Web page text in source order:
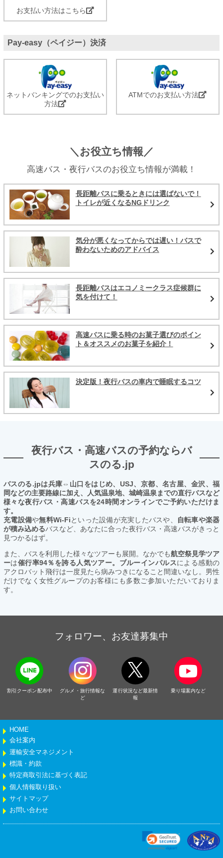
お支払い方法はこちら
Pay-easy（ペイジー）決済
ネットバンキングでのお支払い
方法
ATMでのお支払い方法
＼お役立ち情報／
高速バス・夜行バスのお役立ち情報が満載！
長距離バスに乗るときには選ばないで！
トイレが近くなるNGドリンク
気分が悪くなってからでは遅い！バスで
酔わないためのアドバイス
長距離バスはエコノミークラス症候群に
気を付けて！
高速バスに乗る時のお菓子選びのポイン
ト＆オススメのお菓子を紹介！
決定版！夜行バスの車内で睡眠するコツ
夜行バス・高速バスの予約ならバ
スのる.jp
バスのる.jpは兵庫⇔山口をはじめ、USJ、京都、名古屋、金沢、福
岡などの主要路線に加え、人気温泉地、城崎温泉までの直行バスなど
様々な夜行バス・高速バスを24時間オンラインでご予約いただけま
す。
充電設備や無料Wi-Fiといった設備が充実したバスや、
自転車や楽器
が積み込めるバスなど、あなたに合った夜行バス・高速バスがきっと
見つかるはず。
また、バスを利用した様々なツアーも展開。なかでも航空祭見学ツア
ーは催行率94％を誇る人気ツアー。ブルーインパルスによる感動の
アクロバット飛行は一度見たら病みつきになること間違いなし。男性
だけでなく女性グループのお客様にも多数ご参加いただいておりま
す。
フォロワー、お友達募集中
割引クーポン配布中
グルメ・旅行情報な
ど
運行状況など最新情
報
乗り場案内など
HOME
会社案内
運輸安全マネジメント
標識・約款
特定商取引法に基づく表記
個人情報取り扱い
サイトマップ
お問い合わせ